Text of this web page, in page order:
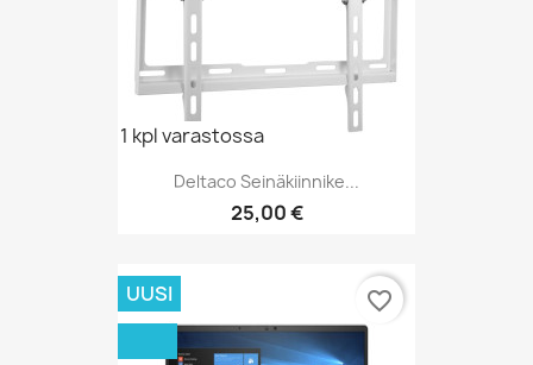
1 kpl varastossa
Deltaco Seinäkiinnike...
Hinta
25,00 €
UUSI favorite_border